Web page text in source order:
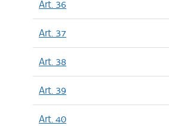
Art. 36
Art. 37
Art. 38
Art. 39
Art. 40